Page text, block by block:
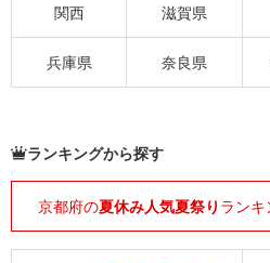
関西 滋賀県
兵庫県 奈良県
ランキングから探す
京都府の夏休み人気夏祭り ランキ